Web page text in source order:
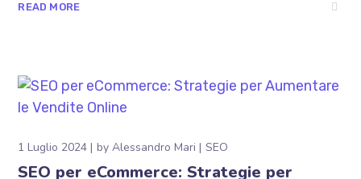
READ MORE
1 Luglio 2024 byAlessandro Mari SEO
SEO per eCommerce: Strategie per